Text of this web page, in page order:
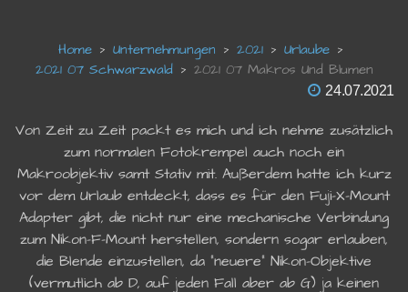
Unternehmungen 2021
Urlaube
2021 07 Schwarzwald
2021 07 Makros Und Blumen
24.07.2021
Von Zeit zu Zeit packt es mich und ich nehme zusätzlich
zum normalen Fotokrempel auch noch ein
Makroobjektiv samt Stativ mit. Außerdem hatte ich kurz
vor dem Urlaub entdeckt, dass es für den Fuji-X-Mount
Adapter gibt, die nicht nur eine mechanische Verbindung
zum Nikon-F-Mount herstellen, sondern sogar erlauben,
die Blende einzustellen, da "neuere" Nikon-Objektive
(vermutlich ab D, auf jeden Fall aber ab G) ja keinen